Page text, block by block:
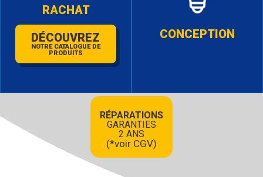
RÉPARATIONS
GARANTIES
2 ANS
(*voir CGV)
RACHAT
DÉCOUVREZ
NOTRE CATALOGUE DE
PRODUITS
CONCEPTION